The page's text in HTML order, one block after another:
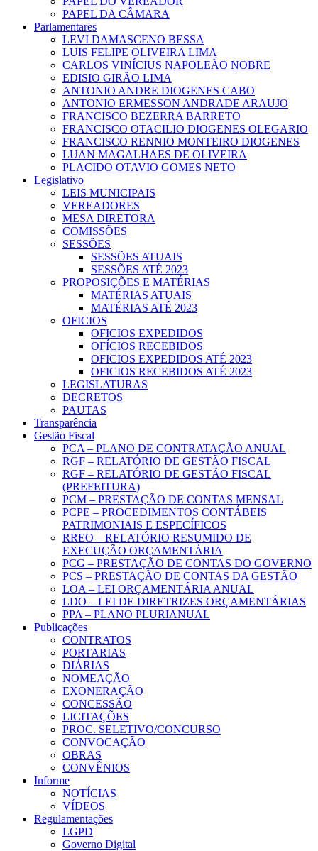
PAPEL DA CÂMARA
Parlamentares
LEVI DAMASCENO BESSA
LUIS FELIPE OLIVEIRA LIMA
CARLOS VINÍCIUS NAPOLEÃO NOBRE
EDISIO GIRÃO LIMA
ANTONIO ANDRE DIOGENES CABO
ANTONIO ERMESSON ANDRADE ARAUJO
FRANCISCO BEZERRA BARRETO
FRANCISCO OTACILIO DIOGENES OLEGARIO
FRANCISCO RENNIO MONTEIRO DIOGENES
LUAN MAGALHAES DE OLIVEIRA
PLACIDO OTAVIO GOMES NETO
Legislativo
LEIS MUNICIPAIS
VEREADORES
MESA DIRETORA
COMISSÕES
SESSÕES
SESSÕES ATUAIS
SESSÕES ATÉ 2023
PROPOSIÇÕES E MATÉRIAS
MATÉRIAS ATUAIS
MATÉRIAS ATÉ 2023
OFICIOS
OFICIOS EXPEDIDOS
OFÍCIOS RECEBIDOS
OFICIOS EXPEDIDOS ATÉ 2023
OFICIOS RECEBIDOS ATÉ 2023
LEGISLATURAS
DECRETOS
PAUTAS
Transparência
Gestão Fiscal
PCA – PLANO DE CONTRATAÇÃO ANUAL
RGF – RELATÓRIO DE GESTÃO FISCAL
RGF – RELATÓRIO DE GESTÃO FISCAL
(PREFEITURA)
PCM – PRESTAÇÃO DE CONTAS MENSAL
PCPE – PROCEDIMENTOS CONTÁBEIS
PATRIMONIAIS E ESPECÍFICOS
RREO – RELATÓRIO RESUMIDO DE
EXECUÇÃO ORÇAMENTÁRIA
PCG – PRESTAÇÃO DE CONTAS DO GOVERNO
PCS – PRESTAÇÃO DE CONTAS DA GESTÃO
LOA – LEI ORÇAMENTÁRIA ANUAL
LDO – LEI DE DIRETRIZES ORÇAMENTÁRIAS
PPA – PLANO PLURIANUAL
Publicações
CONTRATOS
PORTARIAS
DIÁRIAS
NOMEAÇÃO
EXONERAÇÃO
CONCESSÃO
LICITAÇÕES
PROC. SELETIVO/CONCURSO
CONVOCAÇÃO
OBRAS
CONVÊNIOS
Informe
NOTÍCIAS
VÍDEOS
Regulamentações
LGPD
Governo Digital